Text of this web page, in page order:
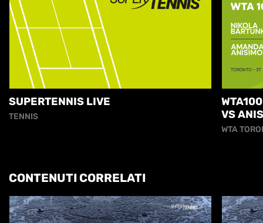
SUPERTENNIS LIVE
TENNIS
VS
WTA
CONTENUTI CORRELATI